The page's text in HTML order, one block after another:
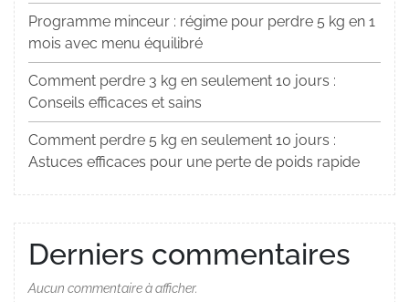
Programme minceur : régime pour perdre 5 kg en 1
mois avec menu équilibré
Comment perdre 3 kg en seulement 10 jours :
Conseils efficaces et sains
Comment perdre 5 kg en seulement 10 jours :
Astuces efficaces pour une perte de poids rapide
Derniers commentaires
Aucun commentaire à afficher.